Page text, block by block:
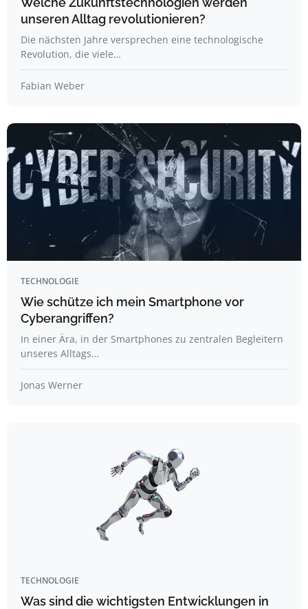
unseren Alltag revolutionieren?
Die nächsten Jahre versprechen eine technologische
Revolution, die viele…
Fabian Weber
TECHNOLOGIE
Wie schütze ich mein Smartphone vor
Cyberangriffen?
In einer Ära, in der Smartphones zu zentralen Begleitern
unseres Alltags…
Jonas Werner
TECHNOLOGIE
Was sind die wichtigsten Entwicklungen in